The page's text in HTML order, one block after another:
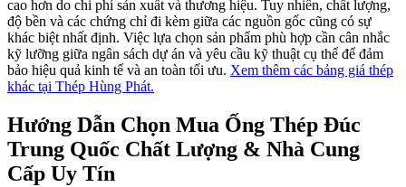
cao hơn do chi phí sản xuất và thương hiệu. Tuy nhiên, chất lượng,
độ bền và các chứng chỉ đi kèm giữa các nguồn gốc cũng có sự
khác biệt nhất định. Việc lựa chọn sản phẩm phù hợp cần cân nhắc
kỹ lưỡng giữa ngân sách dự án và yêu cầu kỹ thuật cụ thể để đảm
bảo hiệu quả kinh tế và an toàn tối ưu. Xem thêm các bảng giá thép
khác tại Thép Hùng Phát.
Hướng Dẫn Chọn Mua Ống Thép Đúc
Trung Quốc Chất Lượng & Nhà Cung
Cấp Uy Tín